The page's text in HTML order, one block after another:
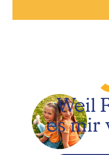
Weil
es mir